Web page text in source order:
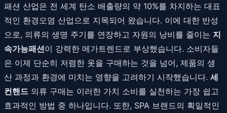
패션 산업은 전 세계 탄소 배출량의 약 10%를 차지하는 대표
적인 환경오염 산업으로 지목되어 왔습니다. 이에 대한 반성
으로, 의류의 생명 주기를 연장하고 자원의 낭비를 줄이는 지
속가능패션이 강력한 메가트렌드로 부상했습니다. 소비자들
은 이제 단순히 저렴한 옷을 구매하는 것을 넘어, 제품의 생
산 과정과 환경에 미치는 영향을 고려하기 시작했습니다. 세
컨핸드 의류 구매는 이러한 가치 소비를 실천하는 가장 쉽고
효과적인 방법 중 하나입니다. 또한, SPA 브랜드의 획일적인